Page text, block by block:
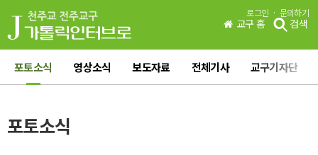
로그인 · 문의하기
교구 홈 검색
포토소식 영상소식 보도자료 전체기사 교구기자단
포토소식